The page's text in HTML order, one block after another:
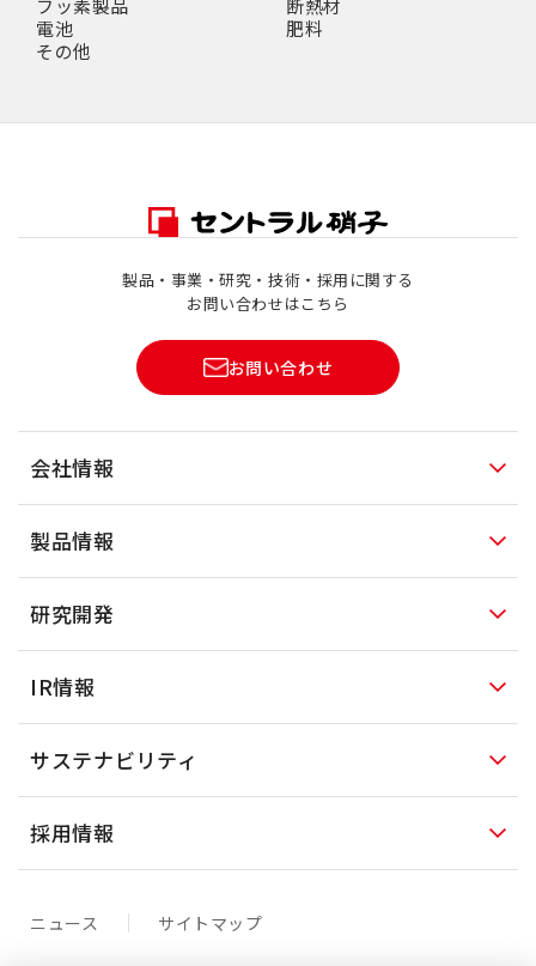
フッ素製品
断熱材
電池
肥料
その他
製品・事業・研究・技術・採用に関する
お問い合わせはこちら
お問い合わせ
会社情報
製品情報
研究開発
IR情報
サステナビリティ
採用情報
ニュース サイトマップ